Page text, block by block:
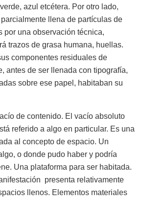
azul etcétera. Por otro lado,
llena de partículas de
por una observación técnica,
trazos de grasa humana, huellas.
componentes residuales de
antes de ser llenada con tipografía,
sobre ese papel, habitaban su
de contenido. El vacío absoluto
referido a algo en particular. Es una
al concepto de espacio. Un
o donde pudo haber y podría
Una plataforma para ser habitada.
presenta relativamente
llenos. Elementos materiales